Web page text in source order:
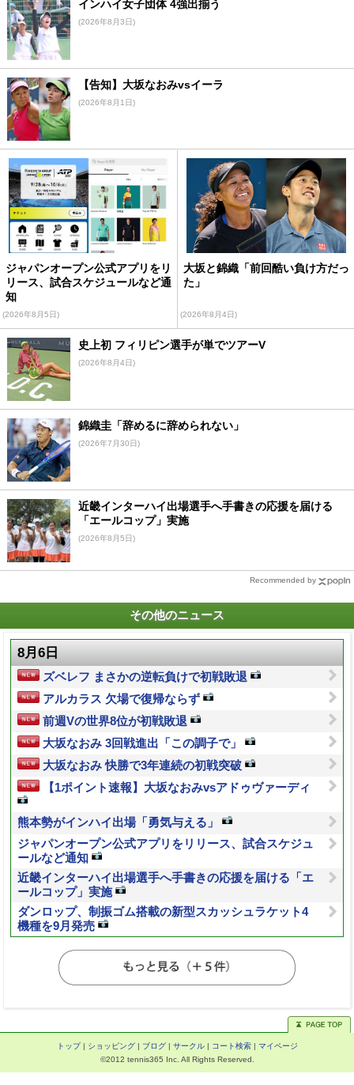
インハイ女子団体 4強出揃う
(2026年8月3日)
【告知】大坂なおみvsイーラ
(2026年8月1日)
ジャパンオープン公式アプリをリ
リース、試合スケジュールなど通
知
(2026年8月5日)
大坂と錦織「前回酷い負け方だっ
た」
(2026年8月4日)
史上初 フィリピン選手が単でツアーV
(2026年8月4日)
錦織圭「辞めるに辞められない」
(2026年7月30日)
近畿インターハイ出場選手へ手書きの応援を届ける
「エールコップ」実施
(2026年8月5日)
Recommended by
その他のニュース
8月6日
ズベレフ まさかの逆転負けで初戦敗退
アルカラス 欠場で復帰ならず
前週Vの世界8位が初戦敗退
大坂なおみ 3回戦進出「この調子で」
大坂なおみ 快勝で3年連続の初戦突破
【1ポイント速報】大坂なおみvsアドゥヴァーディ
熊本勢がインハイ出場「勇気与える」
ジャパンオープン公式アプリをリリース、試合スケジュ
ールなど通知
近畿インターハイ出場選手へ手書きの応援を届ける「エ
ールコップ」実施
ダンロップ、制振ゴム搭載の新型スカッシュラケット4
機種を9月発売
トップ| ショッピング| ブログ| サークル| コート検索| マイページ
©2012 tennis365 Inc. All Rights Reserved.